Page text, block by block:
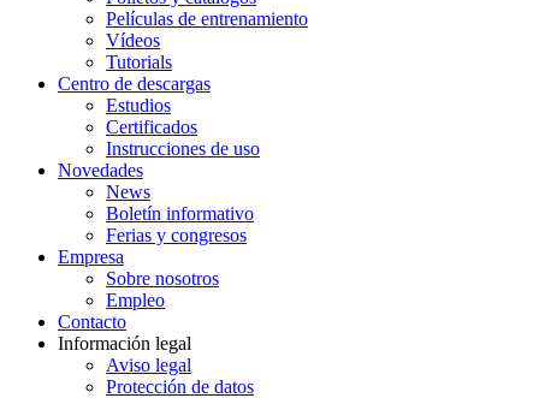
Películas de entrenamiento
Vídeos
Tutorials
Centro de descargas
Estudios
Certificados
Instrucciones de uso
Novedades
News
Boletín informativo
Ferias y congresos
Empresa
Sobre nosotros
Empleo
Contacto
Información legal
Aviso legal
Protección de datos